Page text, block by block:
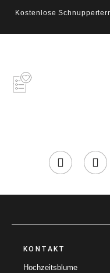
Kostenlose
KONTAKT
Hochzeitsblume